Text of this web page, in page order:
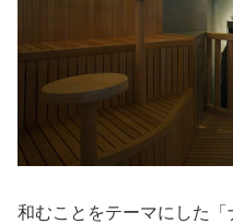
和むことをテーマにした